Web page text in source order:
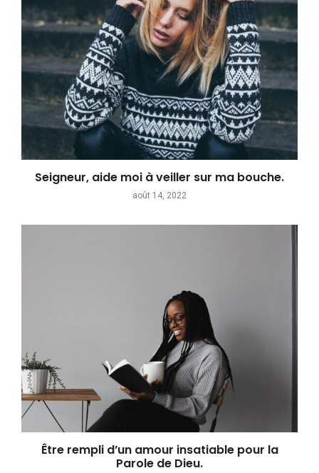
Seigneur, aide moi à veiller sur ma bouche.
août 14, 2022
Être rempli d’un amour insatiable pour la
Parole de Dieu.